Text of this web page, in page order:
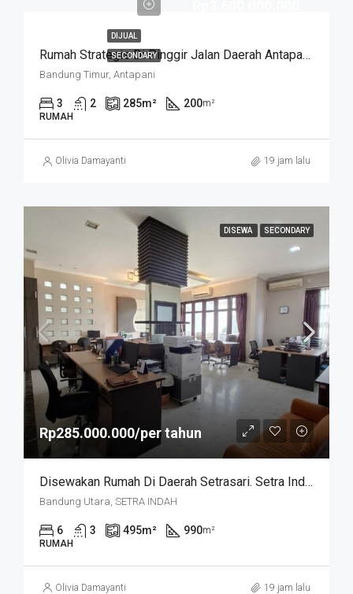
DIJUAL
SECONDARY Rumah Strategis Di Pinggir Jalan Daerah Antapani . Cocok Untuk Usaha. SUKANEGARA
Bandung Timur, Antapani
3 2 285m² 200m²
RUMAH
Olivia Damayanti 19 jam lalu
DISEWA SECONDARY
Rp285.000.000/per tahun
Disewakan Rumah Di Daerah Setrasari. Setra Indah
Bandung Utara, SETRA INDAH
6 3 495m² 990m²
RUMAH
Olivia Damayanti 19 jam lalu